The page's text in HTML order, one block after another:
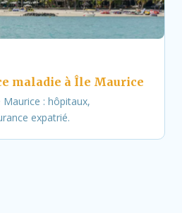
maladie à Île Maurice
: hôpitaux,
expatrié.